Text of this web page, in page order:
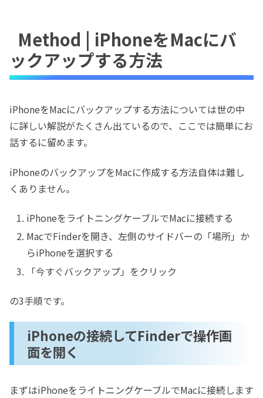
Method | iPhoneをMacにバ
ックアップする方法
iPhoneをMacにバックアップする方法については世の中
に詳しい解説がたくさん出ているので、ここでは簡単にお
話するに留めます。
iPhoneのバックアップをMacに作成する方法自体は難し
くありません。
iPhoneをライトニングケーブルでMacに接続する
MacでFinderを開き、左側のサイドバーの「場所」か
らiPhoneを選択する
「今すぐバックアップ」をクリック
の3手順です。
iPhoneの接続してFinderで操作画
面を開く
まずはiPhoneをライトニングケーブルでMacに接続します